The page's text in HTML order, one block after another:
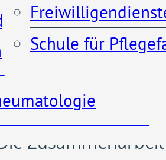
und
Radiologie
Schule für
Kooperationen
mit Menschen
macht Ihnen
Zusammenarbeit